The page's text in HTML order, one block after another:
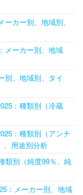
カー別、地域別、
メーカー別、地域
別、地域別、タイ
：種類別（冷蔵
：種類別（アンチ
、用途別分析
類別（純度99％、純
：メーカー別、地域